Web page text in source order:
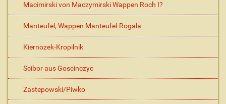
Macimirski von Maczymirski Wappen Roch I?
Manteufel, Wappen Manteufel-Rogala
Kiernozek-Kropilnik
Scibor aus Goscinczyc
Zastepowski/Piwko